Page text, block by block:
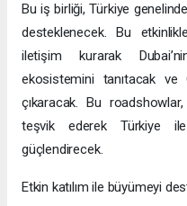
Bu iş birliği, Türkiye
desteklenecek. Bu
iletişim kurarak
ekosistemini tanıtacak ve
çıkaracak. Bu
teşvik ederek Türkiye
güçlendirecek.
Etkin katılım ile büyümeyi